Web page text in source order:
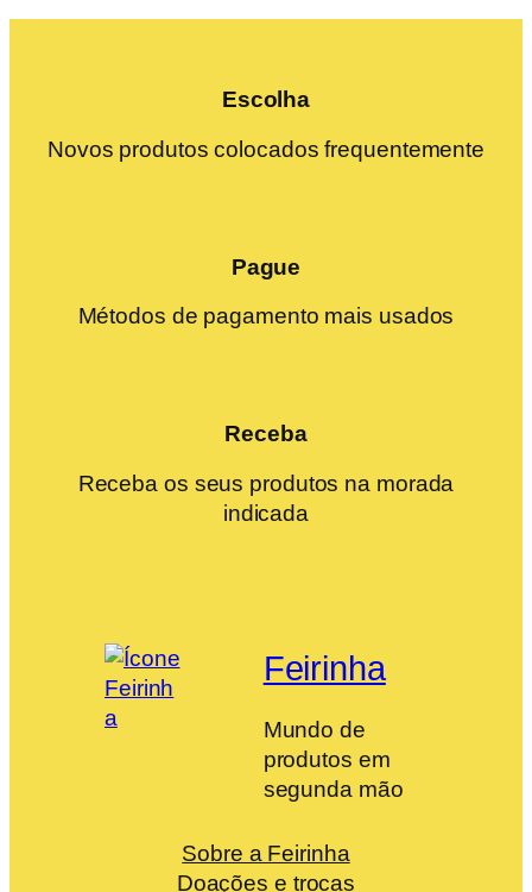
Escolha
Novos produtos colocados frequentemente
Pague
Métodos de pagamento mais usados
Receba
Receba os seus produtos na morada
indicada
Feirinha
Mundo de
produtos em
segunda mão
Sobre a Feirinha
Doações e trocas